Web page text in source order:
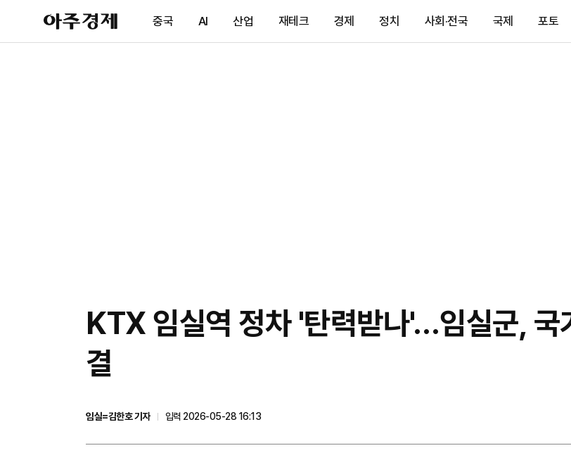
아
주
제
중국 AI 산업 재테크 경제 정치 사회·전국 국제 포토
KTX 임실역 정차 '탄력받나'…임실군, 국
결
임실=김한호 기자
입력 2026-05-28 16:13